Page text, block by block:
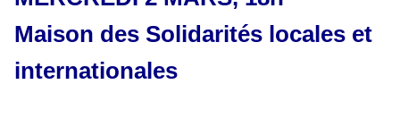
Maison des Solidarités locales et
internationales